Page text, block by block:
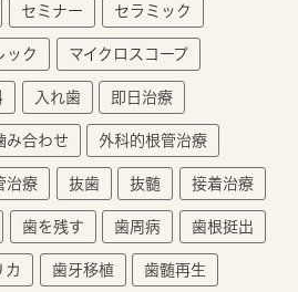
セミナー セラミック
ック マイクロスコープ
入れ歯 即日治療
み合わせ 外科的根管治療
治療 抜歯 抜髄 接着治療
歯を残す 歯周病 歯根挺出
カ 歯牙移植 歯髄再生